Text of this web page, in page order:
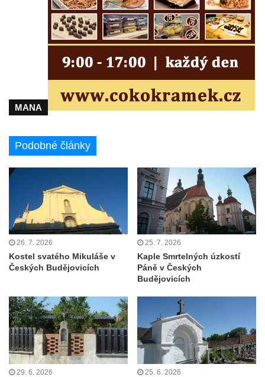
Kaple Nejsvětější Trojice v centru Liběšic
Výklenková kaple na rozcestí na jižním
okraji Liběšic
Kostel svaté Kateřiny v Chouči
Kostel svatého Augustina v Lužici
Kostel svatého Martina v Kozlech
Márnice na hřbitově v Kozlech
Vesnický kostel v Reinhardtsdorfu
Kaple v Oparnu
Protestantský (evangelicko-luterský) kostel
Crostau
Kaple Nanebevstoupení Panny Marie ve
Svitavě
Výklenková kaple Piety ve Svojkově
Kostel Nejsvětější Trojice ve Velenicích
Kostel svatého Vavřince v Okounově
Kostel svatých Petra a Pavla v Semilech
Kostel Nanebevzetí Panny Marie (St. Mariä
Himmelfahrt) v Schirgiswalde
MANA
Podobné články
26. 7. 2026
Kostel svatého Mikuláše v
Českých Budějovicích
25. 7. 2026
Kaple Smrtelných úzkostí
Páně v Českých
Budějovicích
29. 6. 2026 25. 6. 2026